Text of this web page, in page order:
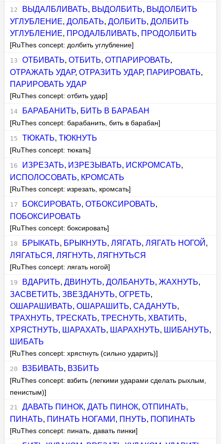
ВЫДАЛБЛИВАТЬ, ВЫДОЛБИТЬ, ВЫДОЛБИТЬ
УГЛУБЛЕНИЕ,ДОЛБАТЬ,ДОЛБИТЬ,ДОЛБИТЬ
УГЛУБЛЕНИЕ, ПРОДАЛБЛИВАТЬ, ПРОДОЛБИТЬ
[RuThes concept: долбить углубление]
ОТБИВАТЬ, ОТБИТЬ, ОТПАРИРОВАТЬ,
ОТРАЖАТЬ УДАР,ОТРАЗИТЬ УДАР, ПАРИРОВАТЬ,
ПАРИРОВАТЬ УДАР
[RuThes concept: отбить удар]
БАРАБАНИТЬ, БИТЬ В БАРАБАН
[RuThes concept: барабанить, бить в барабан]
ТЮКАТЬ, ТЮКНУТЬ
[RuThes concept: тюкать]
ИЗРЕЗАТЬ, ИЗРЕЗЫВАТЬ, ИСКРОМСАТЬ,
ИСПОЛОСОВАТЬ, КРОМСАТЬ
[RuThes concept: изрезать, кромсать]
БОКСИРОВАТЬ, ОТБОКСИРОВАТЬ,
ПОБОКСИРОВАТЬ
[RuThes concept: боксировать]
БРЫКАТЬ, БРЫКНУТЬ, ЛЯГАТЬ, ЛЯГАТЬ НОГОЙ ,
ЛЯГАТЬСЯ ,ЛЯГНУТЬ,ЛЯГНУТЬСЯ
[RuThes concept: лягать ногой]
ВДАРИТЬ, ДВИНУТЬ, ДОЛБАНУТЬ, ЖАХНУТЬ,
ЗАСВЕТИТЬ,ЗВЕЗДАНУТЬ,ОГРЕТЬ,
ОШАРАШИВАТЬ,ОШАРАШИТЬ,САДАНУТЬ,
ТРАХНУТЬ,ТРЕСКАТЬ,ТРЕСНУТЬ, ХВАТИТЬ,
ХРЯСТНУТЬ, ШАРАХАТЬ, ШАРАХНУТЬ, ШИБАНУТЬ,
ШИБАТЬ
[RuThes concept: хрястнуть (сильно ударить)]
ВЗБИВАТЬ, ВЗБИТЬ
[RuThes concept: взбить (легкими ударами сделать рыхлым,
пенистым)]
ДАВАТЬ ПИНОК, ДАТЬ ПИНОК, ОТПИНАТЬ,
ПИНАТЬ, ПИНАТЬ НОГАМИ , ПНУТЬ, ПОПИНАТЬ
[RuThes concept: пинать, давать пинки]